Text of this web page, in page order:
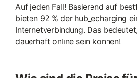
Auf jeden Fall! Basierend auf
bieten 92 % der hub_echarging
Internetverbindung. Das
dauerhaft online sein können!